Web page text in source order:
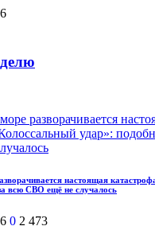
настоящая
всю СВО ещё не случалось
0 2 473